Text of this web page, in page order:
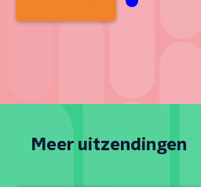
Meer uitzendingen